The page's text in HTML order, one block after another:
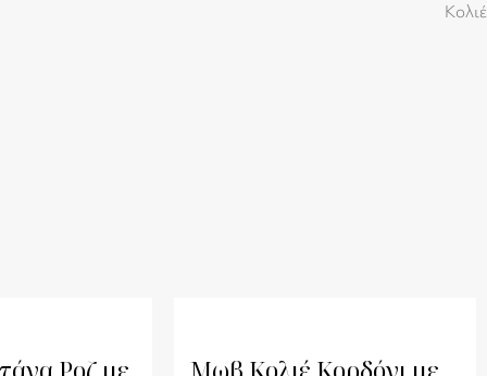
Κολιέ
Ροζ με
Μωβ Κολιέ Κορδόνι με